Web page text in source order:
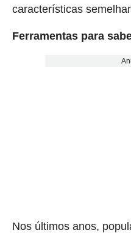
características
Ferramentas para
Nos últimos anos,